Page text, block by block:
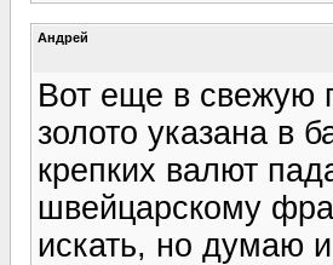
Андрей
Вот еще в свежую
золото указана в
крепких валют
швейцарскому
искать, но думаю